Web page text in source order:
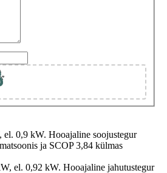
0,9 kW. Hooajaline soojustegur
ja SCOP 3,84 külmas
el. 0,92 kW. Hooajaline jahutustegur